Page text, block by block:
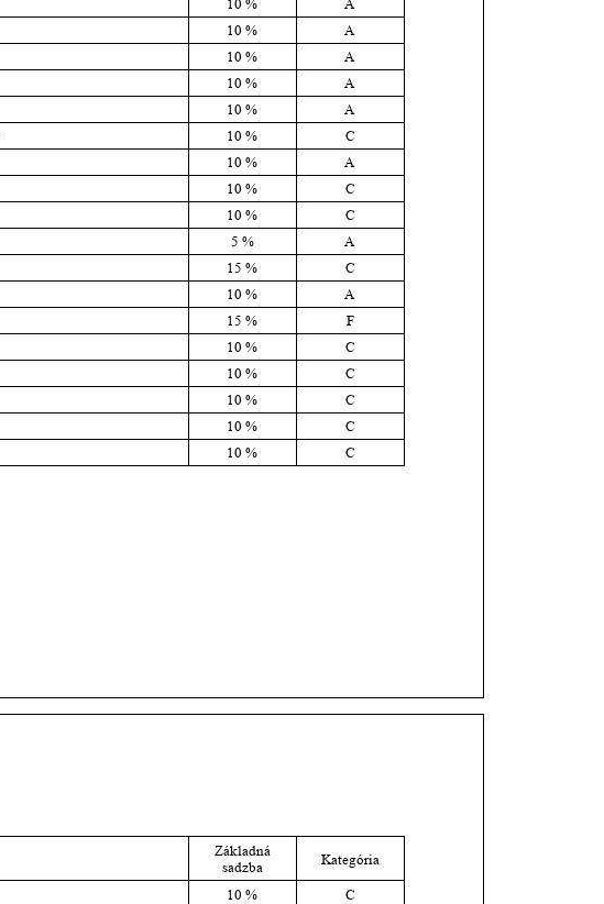
10 %
A
10 %
A
10 %
A
10 %
A
10 %
A
10 %
C
10 %
A
10 %
C
10 %
C
5 %
A
15 %
C
10 %
A
15 %
F
10 %
C
10 %
C
10 %
C
10 %
C
10 % C
Základná
sadzba
Kategória
10 %
C